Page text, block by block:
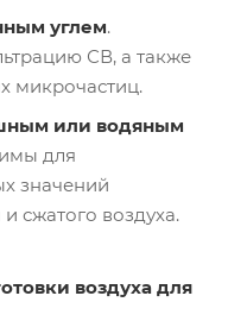
углем.
СВ, а также
микрочастиц.
или водяным
для
значений
сжатого воздуха.
воздуха для